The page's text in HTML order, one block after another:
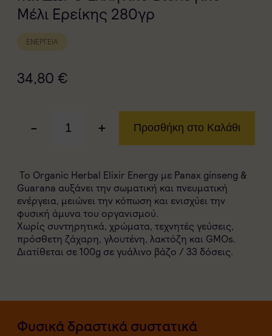
Φυσικά δραστικά συστατικά
Μέλι Ερείκης 280γρ
ΕΝΈΡΓΕΙΑ
34,80 €
- + Προσθήκη στο Καλάθι
Το Organic Herbal Elixir Energy με Panax ginseng &
Guarana αυξάνει την σωματική και πνευματική
ενέργεια, μειώνει την κόπωση και ενισχύει την
φυσική άμυνα του οργανισμού.
Χωρίς συντηρητικά, χρώματα, τεχνητές γεύσεις,
πρόσθετη ζάχαρη, γλουτένη, λακτόζη και GMOs.
Διατίθεται σε 100g σε γυάλινο βάζο / 33 δόσεις.